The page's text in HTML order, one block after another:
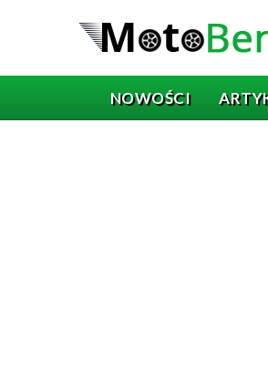
NOWOŚCI